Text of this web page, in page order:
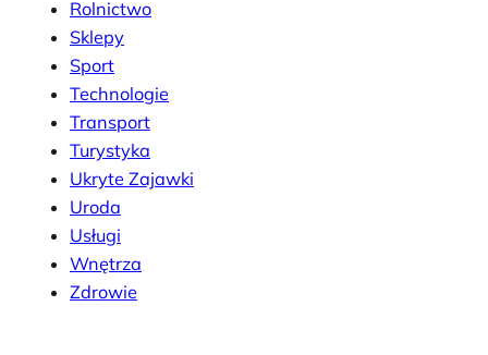
Rolnictwo
Sklepy
Sport
Technologie
Transport
Turystyka
Ukryte Zajawki
Uroda
Usługi
Wnętrza
Zdrowie